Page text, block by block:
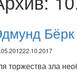
Бёрк
22.10.2017
торжества зла